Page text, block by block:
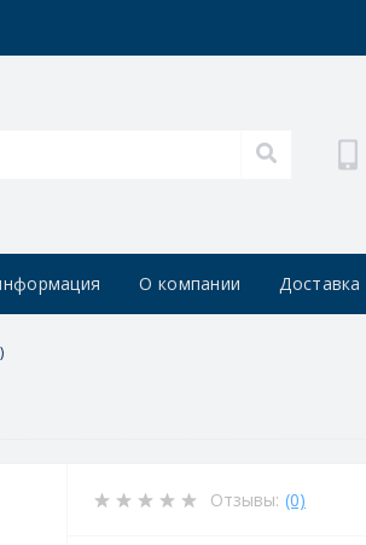
О компании Доставка
Отзывы: (0)